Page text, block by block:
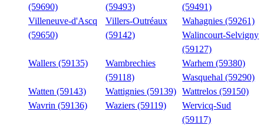
(59690)
(59493)
(59491)
Villeneuve-d'Ascq
(59650)
Villers-Outréaux
(59142)
Wahagnies (59261)
Walincourt-Selvigny
(59127)
Wallers (59135)
Wambrechies
(59118)
Warhem (59380)
Wasquehal (59290)
Watten (59143)
Wattignies (59139)
Wattrelos (59150)
Wavrin (59136)
Waziers (59119)
Wervicq-Sud
(59117)